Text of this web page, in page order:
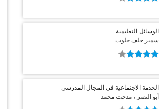
الوسائل التعليمية
سمير خلف جلوب
الخدمة الاجتماعية في المجال المدرسي
أبو النصر ، مدحت محمد